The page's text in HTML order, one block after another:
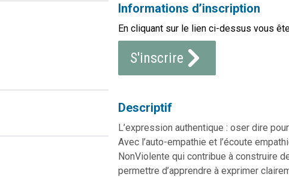
Informations d’inscription
En cliquant sur le lien ci-dessus vous
S'inscrire
Descriptif
L’expression authentique : oser dire
Avec l’auto-empathie et l’écoute
NonViolente qui contribue à construire
permettre d’apprendre à exprimer